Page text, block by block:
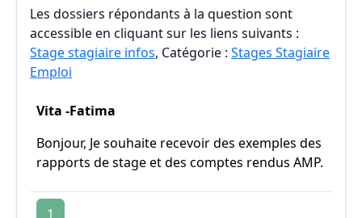
Les dossiers répondants à la question sont
accessible en cliquant sur les liens suivants :
Stage stagiaire infos, Catégorie : Stages Stagiaire
Emploi
Vita -Fatima
Bonjour, Je souhaite recevoir des exemples des
rapports de stage et des comptes rendus AMP.
1